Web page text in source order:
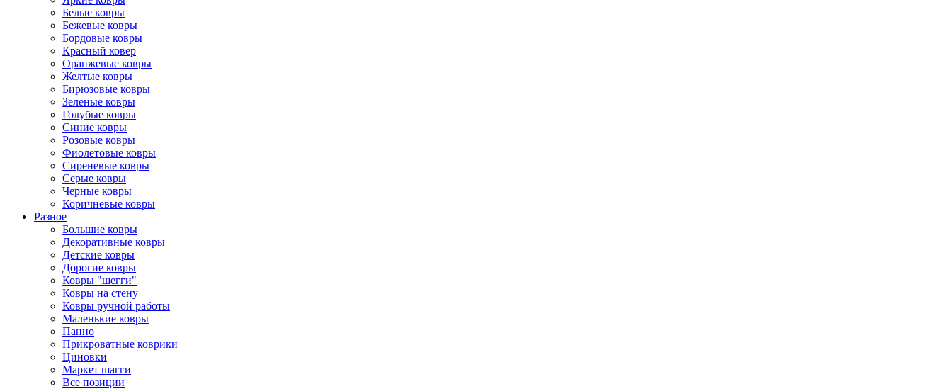
Белые ковры
Бежевые ковры
Бордовые ковры
Красный ковер
Оранжевые ковры
Желтые ковры
Бирюзовые ковры
Зеленые ковры
Голубые ковры
Синие ковры
Розовые ковры
Фиолетовые ковры
Сиреневые ковры
Серые ковры
Черные ковры
Коричневые ковры
Разное
Большие ковры
Декоративные ковры
Детские ковры
Дорогие ковры
Ковры "шегги"
Ковры на стену
Ковры ручной работы
Маленькие ковры
Панно
Прикроватные коврики
Циновки
Маркет шагги
Все позиции